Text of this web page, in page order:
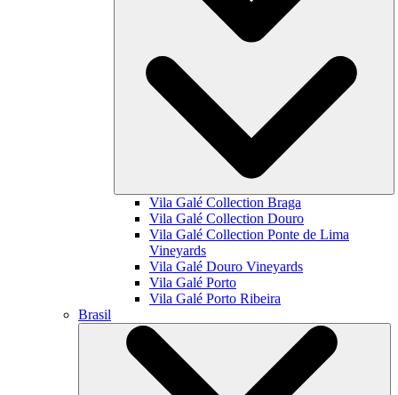
Vila Galé Collection Braga
Vila Galé Collection Douro
Vila Galé Collection Ponte de Lima
Vineyards
Vila Galé Douro Vineyards
Vila Galé Porto
Vila Galé Porto Ribeira
Brasil